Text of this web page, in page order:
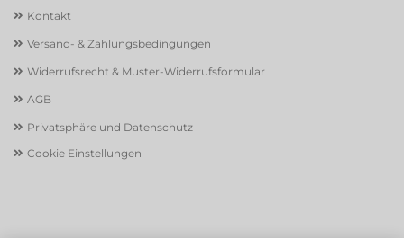
Kontakt
Versand- & Zahlungsbedingungen
Widerrufsrecht & Muster-Widerrufsformular
AGB
Privatsphäre und Datenschutz
Cookie Einstellungen